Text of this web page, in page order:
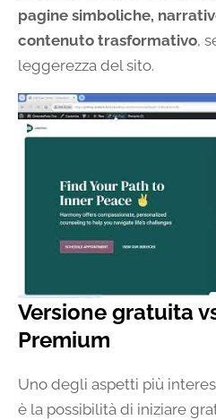
pagine simboliche,
contenuto trasformativo,
leggerezza del sito.
Versione gratuita
Premium
Uno degli aspetti più
è la possibilità di iniziare